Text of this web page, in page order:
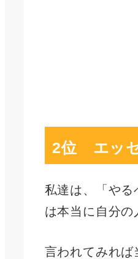
2位 エッ
私達は、「やる
は本当に自分の
言われてみれば